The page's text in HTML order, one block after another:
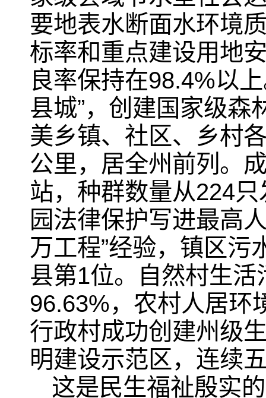
要地表水断面水环境
标率和重点建设用地
良率保持在98.4%以
县城”，创建国家级森
美乡镇、社区、乡村
公里，居全州前列。
站，种群数量从224
园法律保护写进最高
万工程”经验，镇区
县第1位。自然村生
96.63%，农村人居环
行政村成功创建州级
明建设示范区，连续
这是民生福祉殷实